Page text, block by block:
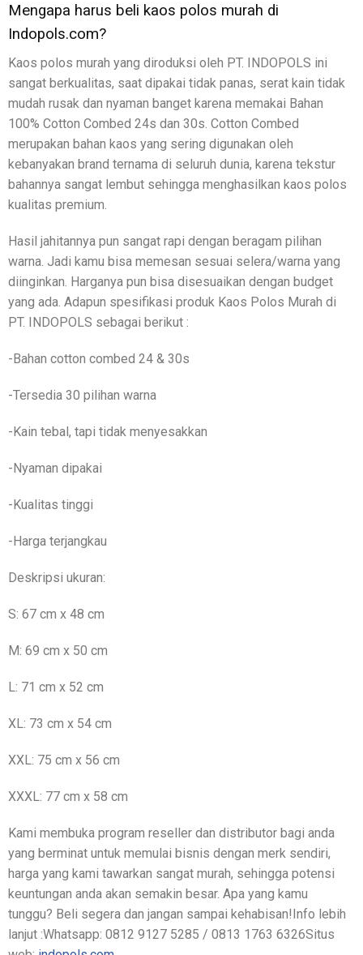
Mengapa harus beli kaos polos murah di
Indopols.com?
Kaos polos murah yang diroduksi oleh PT. INDOPOLS ini
sangat berkualitas, saat dipakai tidak panas, serat kain tidak
mudah rusak dan nyaman banget karena memakai Bahan
100% Cotton Combed 24s dan 30s. Cotton Combed
merupakan bahan kaos yang sering digunakan oleh
kebanyakan brand ternama di seluruh dunia, karena tekstur
bahannya sangat lembut sehingga menghasilkan kaos polos
kualitas premium.
Hasil jahitannya pun sangat rapi dengan beragam pilihan
warna. Jadi kamu bisa memesan sesuai selera/warna yang
diinginkan. Harganya pun bisa disesuaikan dengan budget
yang ada. Adapun spesifikasi produk Kaos Polos Murah di
PT. INDOPOLS sebagai berikut :
-Bahan cotton combed 24 & 30s
-Tersedia 30 pilihan warna
-Kain tebal, tapi tidak menyesakkan
-Nyaman dipakai
-Kualitas tinggi
-Harga terjangkau
Deskripsi ukuran:
S: 67 cm x 48 cm
M: 69 cm x 50 cm
L: 71 cm x 52 cm
XL: 73 cm x 54 cm
XXL: 75 cm x 56 cm
XXXL: 77 cm x 58 cm
Kami membuka program reseller dan distributor bagi anda
yang berminat untuk memulai bisnis dengan merk sendiri,
harga yang kami tawarkan sangat murah, sehingga potensi
keuntungan anda akan semakin besar. Apa yang kamu
tunggu? Beli segera dan jangan sampai kehabisan!Info lebih
lanjut :Whatsapp: 0812 9127 5285 / 0813 1763 6326Situs